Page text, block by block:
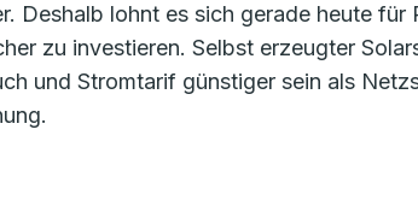
Deshalb lohnt es sich gerade heute für
zu investieren. Selbst erzeugter
und Stromtarif günstiger sein als